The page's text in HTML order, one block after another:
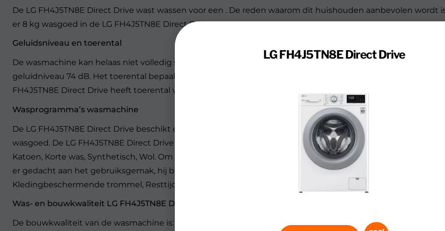
De LG FH4J5TN8E Direct Drive wast wassen voor een . De reden waarom dit huishouden aanbevolen wordt
er 8 kg wasgoed in de LG FH4J5TN8E Direct Drive past.
Geluidsniveau en toerental
De wasmachine kan helaas niet volledig stil centrifugeren en wassen. Tijdens het wassen en centrifugeren is
geluidniveau 74 dB. Het toerental bepaald hoe snel de trommel draait bij het centrifugeren van de was de LG
FH4J5TN8E Direct Drive heeft toerental van 1400 rpm.
Wasprogramma’s wasmachine
De LG FH4J5TN8E Direct Drive beschikt over 14 wasprogramma’s om de juiste keuze te maken bij het
wasgoed. De LG FH4J5TN8E Direct Drive beschikt over de volgende algemene wasprogramma’s: fijne was,
Katoen, Korte was, Synthetisch, Wol. Om de gebruiksvriendelijkheid van de wasmachine zo hoog mogelijk te
er gedacht aan het gebruiksgemak, hij beschikt over: beladingssensor, Informatie aflezen via app,
Kledingbeschermende trommel, Resttijdindicator, Startuitstel, Tussentijds was toevoegen.
Was- en bouwkwaliteit LG FH4J5TN8E Direct Drive
De bouwkwaliteit van de wasmachine is: basisklasse. Dit is belangrijk voor de levensduur van de machine. De
LG FH4J5TN8E Direct Drive